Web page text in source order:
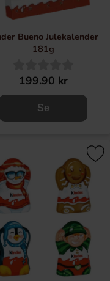
Bueno Julekalender
181g
199.90 kr
Se